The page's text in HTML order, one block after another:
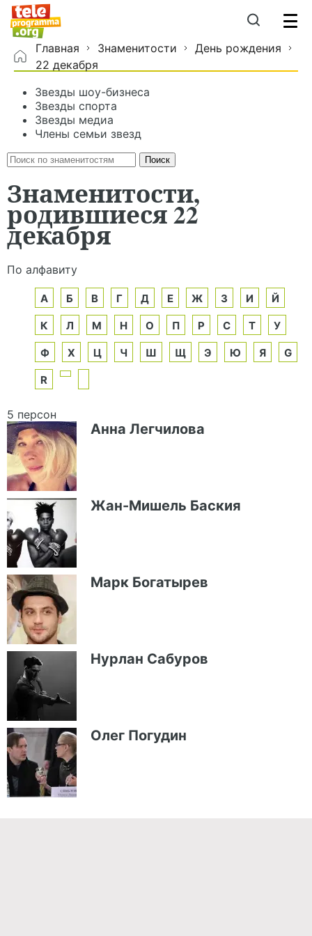
Главная Знаменитости
День рождения
22 декабря
Звезды шоу-бизнеса
Звезды спорта
Звезды медиа
Члены семьи звезд
Знаменитости,
родившиеся 22
декабря
По алфавиту
А Б В Г Д Е Ж З И Й
К Л М Н О П Р С Т У
Ф Х Ц Ч Ш Щ Э Ю Я G
R
5 персон
Анна Легчилова
Жан-Мишель Баския
Марк Богатырев
Нурлан Сабуров
Олег Погудин